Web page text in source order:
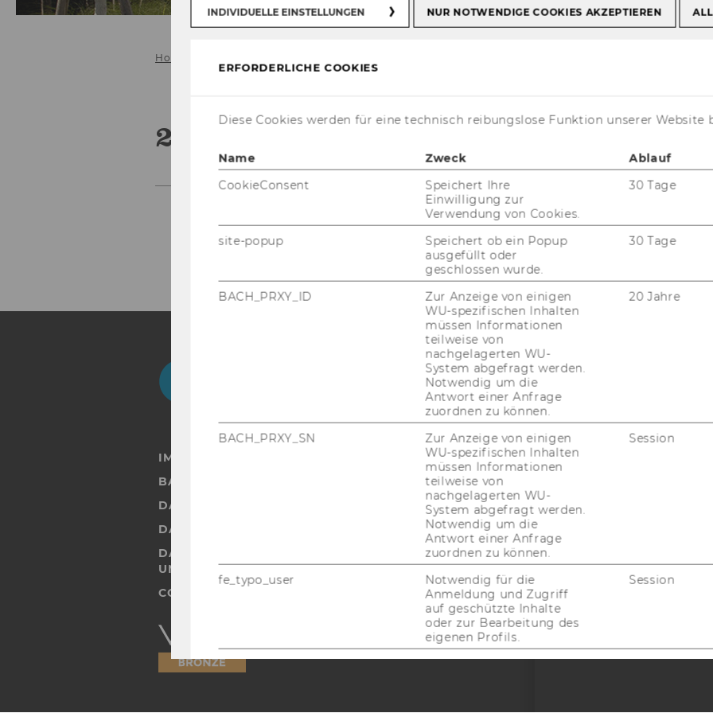
Home
2017
NewsletterBluesky
IMPRESSUM
BARRIEREFREIHEITSERKLÄRUNG WEBSEITE
DATENSCHUTZERKLÄRUNG
DATENSCHUTZERKLÄRUNG SOCIAL MEDIA
DATENSCHUTZERKLÄRUNG STUDIENBEWERBER*INNEN
UND STUDIERENDE
COOKIE EINSTELLUNGEN
Barrierefreiheitserklärung
Webseite
INDIVIDUELLE EINSTELLUNGEN NUR NOTWENDIGE COOKIES AKZEPTIEREN
ERFORDERLICHE COOKIES
Diese Cookies werden für eine technisch reibungslose Funktion unserer Website
Name Zweck Ablauf
CookieConsent
Speichert Ihre
Einwilligung zur
Verwendung von Cookies.
30 Tage
site-popup
Speichert ob ein Popup
ausgefüllt oder
geschlossen wurde.
30 Tage
BACH_PRXY_ID
Zur Anzeige von einigen
WU-spezifischen Inhalten
müssen Informationen
teilweise von
nachgelagerten WU-
System abgefragt werden.
Notwendig um die
Antwort einer Anfrage
zuordnen zu können.
20 Jahre
BACH_PRXY_SN
Zur Anzeige von einigen
WU-spezifischen Inhalten
müssen Informationen
teilweise von
nachgelagerten WU-
System abgefragt werden.
Notwendig um die
Antwort einer Anfrage
zuordnen zu können.
Session
fe_typo_user
Notwendig für die
Anmeldung und Zugriff
auf geschützte Inhalte
oder zur Bearbeitung des
eigenen Profils.
Session
be_typo_user